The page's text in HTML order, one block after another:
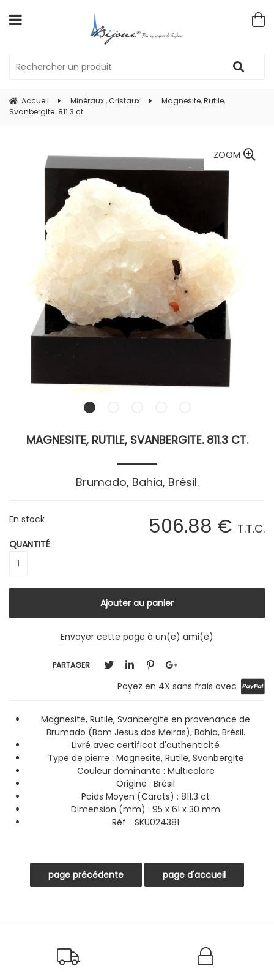
Accueil Minéraux , Cristaux
Magnesite, Rutile,
Svanbergite. 811.3 ct.
ZOOM
MAGNESITE, RUTILE, SVANBERGITE. 811.3 CT.
Brumado, Bahia, Brésil.
506.88 € T.T.C.
En stock
QUANTITÉ
Envoyer cette page à un(e) ami(e)
PARTAGER
Payez en 4X sans frais avec
Magnesite, Rutile, Svanbergite en provenance de
Brumado (Bom Jesus dos Meiras), Bahia, Brésil.
Livré avec certificat d'authenticité
Type de pierre : Magnesite, Rutile, Svanbergite
Couleur dominante : Multicolore
Origine : Brésil
Poids Moyen (Carats) : 811.3 ct
Dimension (mm) : 95 x 61 x 30 mm
Réf. : SKU024381